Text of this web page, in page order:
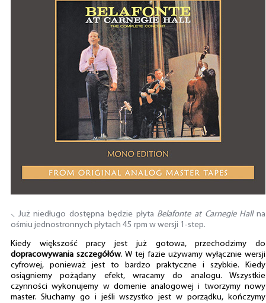
⸜ Już niedługo dostępna będzie płyta Belafonte at Carnegie Hallna
ośmiu jednostronnych płytach 45 rpm w wersji 1-step.
Kiedy większość pracy jest już gotowa, przechodzimy do
dopracowywania szczegółów. W tej fazie używamy wyłącznie wersji
cyfrowej, ponieważ jest to bardzo praktyczne i szybkie. Kiedy
osiągniemy pożądany efekt, wracamy do analogu. Wszystkie
czynności wykonujemy w domenie analogowej i tworzymy nowy
master. Słuchamy go i jeśli wszystko jest w porządku, kończymy